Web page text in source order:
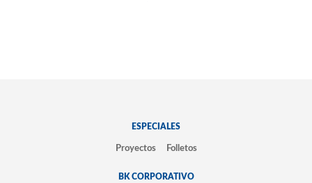
ESPECIALES
Proyectos Folletos
BK CORPORATIVO